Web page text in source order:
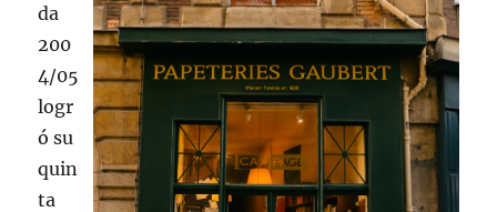
da
200
4/05
logr
ó su
quin
ta